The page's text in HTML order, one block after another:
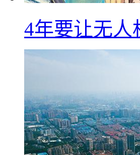
4年要让无人